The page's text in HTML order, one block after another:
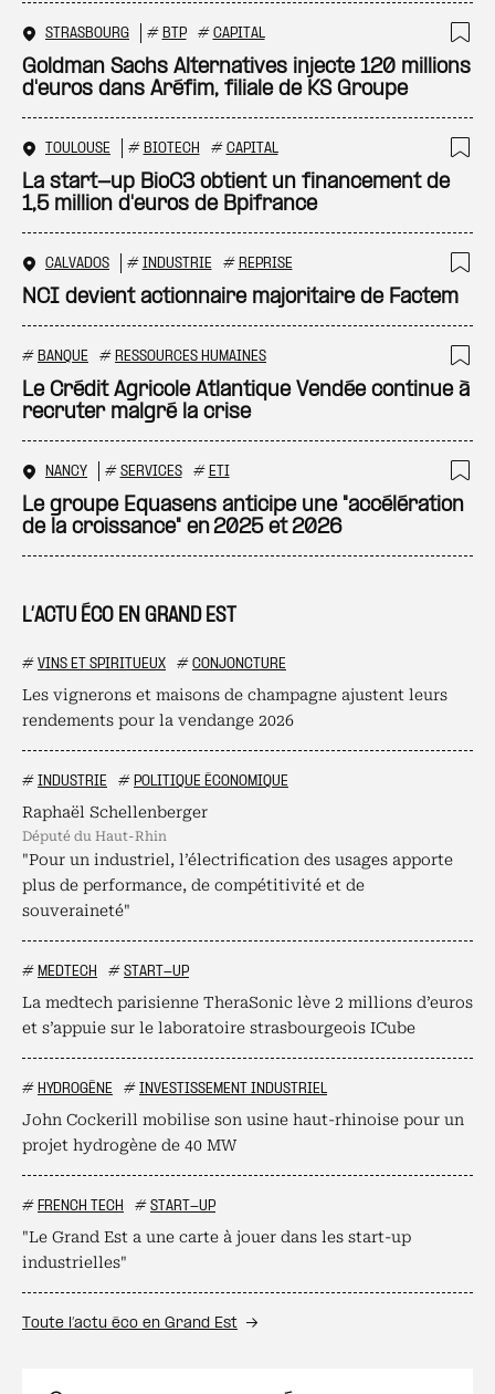
L’ACTU ÉCO EN GRAND EST
# VINS ET SPIRITUEUX # CONJONCTURE
Les vignerons et maisons de champagne ajustent leurs
rendements pour la vendange 2026
# INDUSTRIE # POLITIQUE ÉCONOMIQUE
Raphaël Schellenberger
député du Haut-Rhin
"Pour un industriel, l’électrification des usages apporte
plus de performance, de compétitivité et de
souveraineté"
# MEDTECH # START-UP
La medtech parisienne TheraSonic lève 2 millions d’euros
et s’appuie sur le laboratoire strasbourgeois ICube
# HYDROGÈNE # INVESTISSEMENT INDUSTRIEL
John Cockerill mobilise son usine haut-rhinoise pour un
projet hydrogène de 40 MW
# FRENCH TECH # START-UP
"Le Grand Est a une carte à jouer dans les start-up
industrielles"
Toute l’actu éco en Grand Est
STRASBOURG # BTP # CAPITAL
Goldman Sachs Alternatives injecte 120 millions
d'euros dans Aréfim, filiale de KS Groupe
TOULOUSE # BIOTECH # CAPITAL
La start-up BioC3 obtient un financement de
1,5 million d'euros de Bpifrance
CALVADOS # INDUSTRIE # REPRISE
NCI devient actionnaire majoritaire de Factem
# BANQUE # RESSOURCES HUMAINES
Le Crédit Agricole Atlantique Vendée continue à
recruter malgré la crise
NANCY # SERVICES # ETI
Le groupe Equasens anticipe une "accélération
de la croissance" en 2025 et 2026